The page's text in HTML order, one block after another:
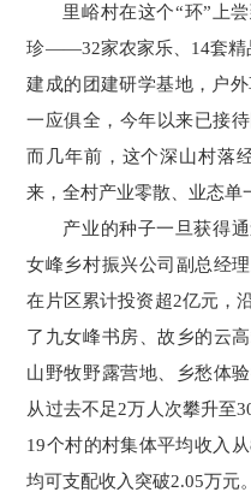
里峪村在这个“环”上
珍——32家农家乐、14套精
建成的团建研学基地，户
一应俱全，今年以来已接
而几年前，这个深山村落
来，全村产业零散、业态单
产业的种子一旦获得
女峰乡村振兴公司副总经
在片区累计投资超2亿元，
了九女峰书房、故乡的云
山野牧野露营地、乡愁体
从过去不足2万人次攀升至
19个村的村集体平均收入
均可支配收入突破2.05万元。